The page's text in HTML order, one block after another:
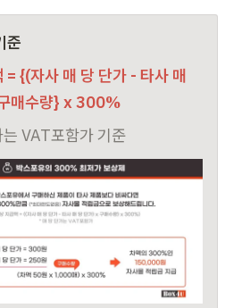
준
= {(자사 매 당 단가 - 타사 매
매수량} x 300%
VAT포함가 기준